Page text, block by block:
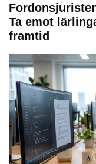
Ta emot
framtid